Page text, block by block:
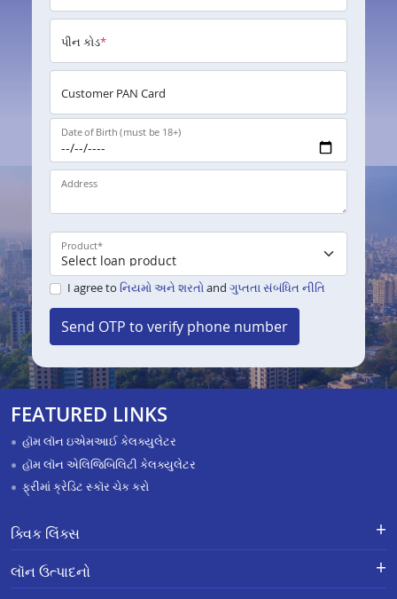
પીન કોડ*
Customer PAN Card
Date of Birth (must be 18+)
Address
Product*
I agree to નિયમો અને શરતોand ગુપ્તતા સંબંધિત નીતિ
Send OTP to verify phone number
FEATURED LINKS
હૉમ લૉન ઇએમઆઈ કેલક્યુલેટર
હૉમ લૉન એલિજિબિલિટી કેલક્યુલેટર
ફ્રીમાં ક્રેડિટ સ્કૉર ચેક કરો
ક્વિક લિંક્સ
લૉન માટે અરજી કરો
APR Calculator
લૉન ઉત્પાદનો